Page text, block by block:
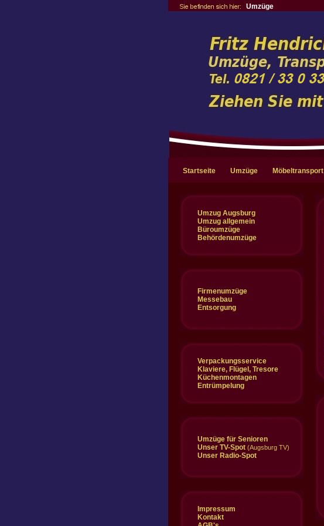
Umzüge
Startseite Umzüge Möbeltransport
Umzug Augsburg
Umzug allgemein
Büroumzüge
Behördenumzüge
Firmenumzüge
Messebau
Entsorgung
Verpackungsservice
Klaviere, Flügel, Tresore
Küchenmontagen
Entrümpelung
Umzüge für Senioren
Unser TV-Spot (Augsburg TV)
Unser Radio-Spot
Impressum
Kontakt